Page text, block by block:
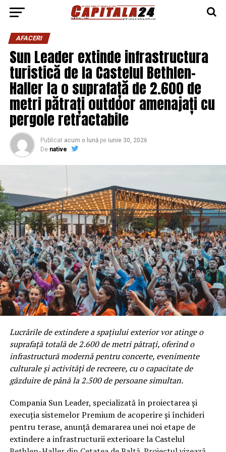
AFACERI
Sun Leader extinde infrastructura
turistică de la Castelul Bethlen-
Haller la o suprafață de 2.600 de
metri pătrați outdoor amenajați cu
pergole retractabile
Publicat acum o lună pe iunie 30, 2026
De native
Lucrările de extindere a spațiului exterior vor atinge o
suprafață totală de 2.600 de metri pătrați, oferind o
infrastructură modernă pentru concerte, evenimente
culturale și activități de recreere, cu o capacitate de
găzduire de până la 2.500 de persoane simultan.
Compania Sun Leader, specializată în proiectarea și
execuția sistemelor Premium de acoperire și închideri
pentru terase, anunță demararea unei noi etape de
extindere a infrastructurii exterioare la Castelul